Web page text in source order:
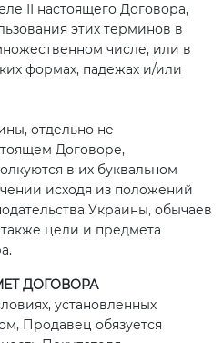
ІІ настоящего Договора,
этих терминов в
числе, или в
формах, падежах и/или
отдельно не
Договоре,
в их буквальном
исходя из положений
Украины, обычаев
цели и предмета
ДОГОВОРА
установленных
Продавец обязуется